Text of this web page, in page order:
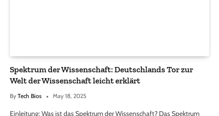
Spektrum der Wissenschaft: Deutschlands Tor zur
Welt der Wissenschaft leicht erklärt
By Tech Bios May 18, 2025
Einleitung: Was ist das Spektrum der Wissenschaft? Das Spektrum